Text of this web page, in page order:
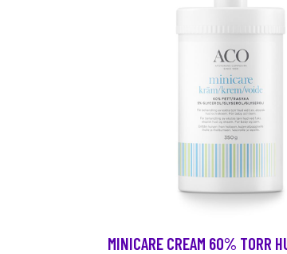
MINICARE CREAM 60% TORR